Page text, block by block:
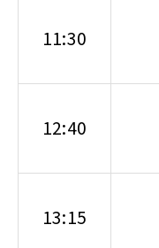
11:30
12:40
13:15